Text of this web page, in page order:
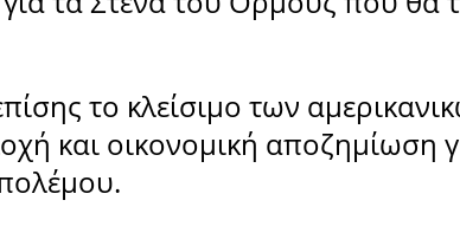
το κλείσιμο των
και οικονομική αποζημίωση